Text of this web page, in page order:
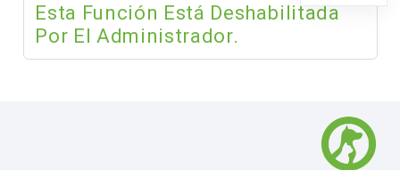
Esta Función Está Deshabilitada
Por El Administrador.